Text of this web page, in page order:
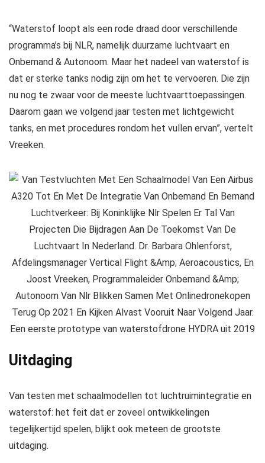
“Waterstof loopt als een rode draad door verschillende
programma’s bij NLR, namelijk duurzame luchtvaart en
Onbemand & Autonoom. Maar het nadeel van waterstof is
dat er sterke tanks nodig zijn om het te vervoeren. Die zijn
nu nog te zwaar voor de meeste luchtvaarttoepassingen.
Daarom gaan we volgend jaar testen met lichtgewicht
tanks, en met procedures rondom het vullen ervan”, vertelt
Vreeken.
Een eerste prototype van waterstofdrone HYDRA uit 2019
Uitdaging
Van testen met schaalmodellen tot luchtruimintegratie en
waterstof: het feit dat er zoveel ontwikkelingen
tegelijkertijd spelen, blijkt ook meteen de grootste
uitdaging.